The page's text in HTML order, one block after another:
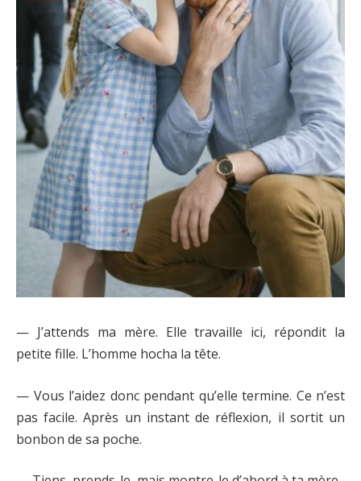
— J’attends ma mère. Elle travaille ici, répondit la
petite fille. L’homme hocha la tête.
— Vous l’aidez donc pendant qu’elle termine. Ce n’est
pas facile. Après un instant de réflexion, il sortit un
bonbon de sa poche.